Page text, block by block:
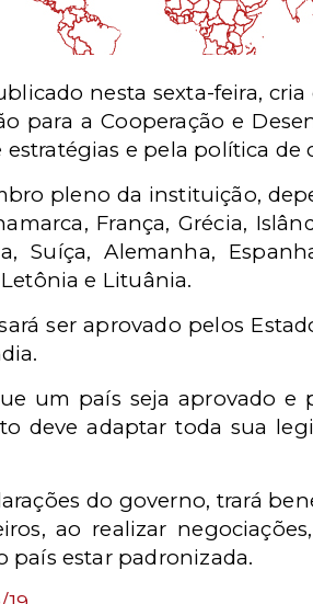
nesta sexta-feira,
para a Cooperação e
e pela política de
pleno da instituição,
França, Grécia,
Suíça, Alemanha,
e Lituânia.
ser aprovado pelos
um país seja aprovado e
deve adaptar toda sua
do governo, trará
ao realizar
país estar padronizada.